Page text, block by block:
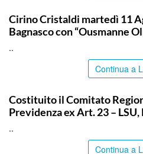
Cirino Cristaldi martedì 11
Bagnasco con “Ousmanne
..
Continua a
Costituito il Comitato
Previdenza ex Art. 23 – LSU,
..
Continua a